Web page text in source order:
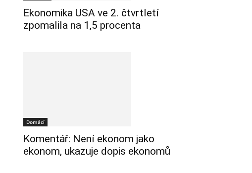
Ekonomika USA ve 2. čtvrtletí
zpomalila na 1,5 procenta
Domácí
Komentář: Není ekonom jako
ekonom, ukazuje dopis ekonomů